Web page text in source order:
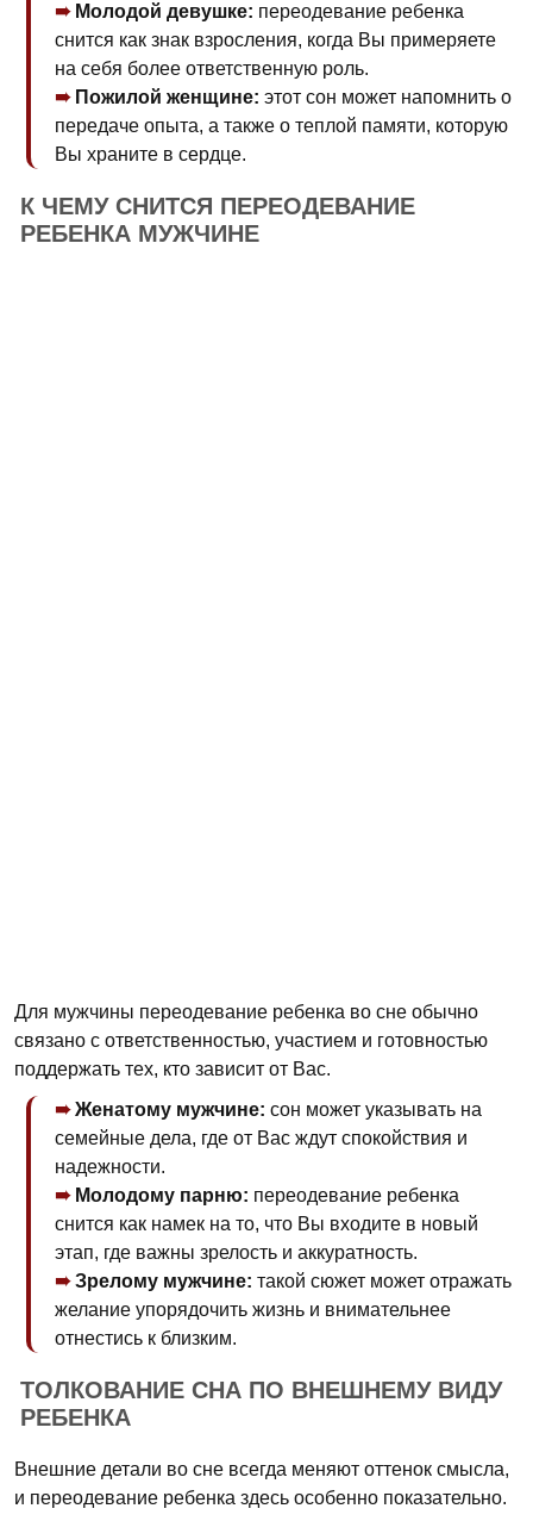
Молодой девушке: переодевание ребенка
снится как знак взросления, когда Вы примеряете
на себя более ответственную роль.
Пожилой женщине: этот сон может напомнить о
передаче опыта, а также о теплой памяти, которую
Вы храните в сердце.
К ЧЕМУ СНИТСЯ ПЕРЕОДЕВАНИЕ
РЕБЕНКА МУЖЧИНЕ
Для мужчины переодевание ребенка во сне обычно
связано с ответственностью, участием и готовностью
поддержать тех, кто зависит от Вас.
Женатому мужчине: сон может указывать на
семейные дела, где от Вас ждут спокойствия и
надежности.
Молодому парню: переодевание ребенка
снится как намек на то, что Вы входите в новый
этап, где важны зрелость и аккуратность.
Зрелому мужчине: такой сюжет может отражать
желание упорядочить жизнь и внимательнее
отнестись к близким.
ТОЛКОВАНИЕ СНА ПО ВНЕШНЕМУ ВИДУ
РЕБЕНКА
Внешние детали во сне всегда меняют оттенок смысла,
и переодевание ребенка здесь особенно показательно.